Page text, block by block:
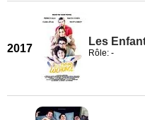
2017
Les
Rôle: -